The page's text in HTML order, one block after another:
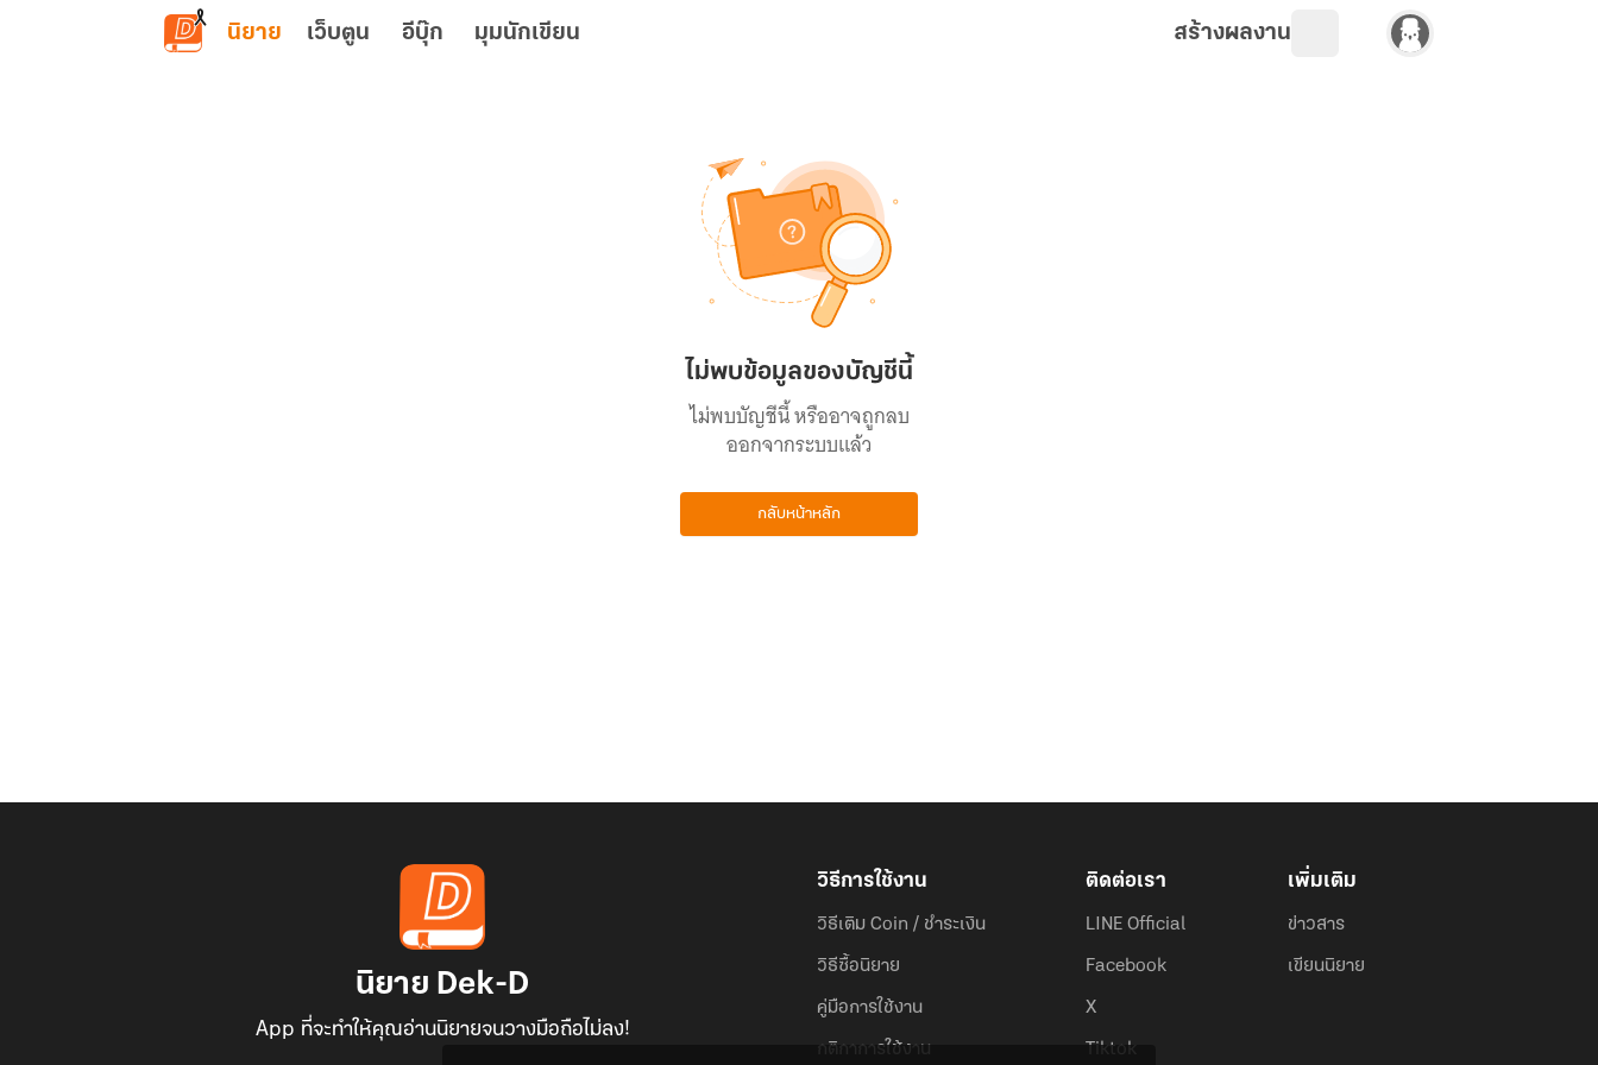
ข้ามไปยังเนื้อหาหลัก
นิยาย เว็บตูน อีบุ๊ก มุมนักเขียน สร้างผลงาน
ไม่พบข้อมูลของบัญชีนี้
ไม่พบบัญชีนี้ หรืออาจถูกลบ
ออกจากระบบแล้ว
กลับหน้าหลัก
นิยาย Dek-D
App ที่จะทำให้คุณอ่านนิยายจนวางมือถือไม่ลง!
วิธีการใช้งาน
วิธีเติม Coin / ชำระเงิน
วิธีซื้อนิยาย
คู่มือการใช้งาน
กติกาการใช้งาน
ติดต่อเรา
LINE Official
Facebook
X
Tiktok
เพิ่มเติม
ข่าวสาร
เขียนนิยาย